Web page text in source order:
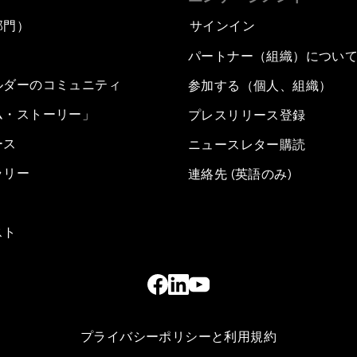
）
ーのコミュニティ
ストーリー」
リー
サインイン
パートナー（組織）につい
参加する（個人、組織）
プレスリリース登録
ニュースレター購読
連絡先 (英語のみ)
プライバシーポリシーと利用規約